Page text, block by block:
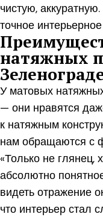
чистую,
точное
натяжных
У матовых
— они нравятся
к натяжным
нам обращаются с
«Только не глянец,
абсолютно
видеть отражение
что интерьер стал